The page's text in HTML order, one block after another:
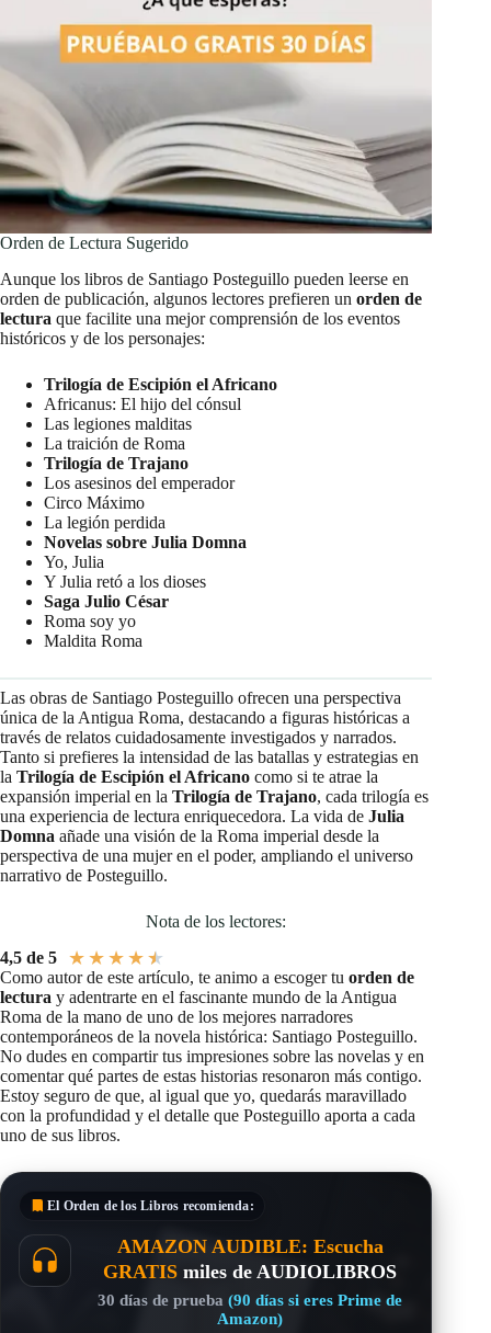
Orden de Lectura Sugerido
Aunque los libros de Santiago Posteguillo pueden leerse en
orden de publicación, algunos lectores prefieren un orden de
lectura que facilite una mejor comprensión de los eventos
históricos y de los personajes:
Trilogía de Escipión el Africano
Africanus: El hijo del cónsul
Las legiones malditas
La traición de Roma
Trilogía de Trajano
Los asesinos del emperador
Circo Máximo
La legión perdida
Novelas sobre Julia Domna
Yo, Julia
Y Julia retó a los dioses
Saga Julio César
Roma soy yo
Maldita Roma
Las obras de Santiago Posteguillo ofrecen una perspectiva
única de la Antigua Roma, destacando a figuras históricas a
través de relatos cuidadosamente investigados y narrados.
Tanto si prefieres la intensidad de las batallas y estrategias en
la Trilogía de Escipión el Africano como si te atrae la
expansión imperial en la Trilogía de Trajano, cada trilogía es
una experiencia de lectura enriquecedora. La vida de Julia
Domna añade una visión de la Roma imperial desde la
perspectiva de una mujer en el poder, ampliando el universo
narrativo de Posteguillo.
Nota de los lectores:
4,5 de 5
★ ★ ★ ★ ★
Como autor de este artículo, te animo a escoger tu orden de
lectura y adentrarte en el fascinante mundo de la Antigua
Roma de la mano de uno de los mejores narradores
contemporáneos de la novela histórica: Santiago Posteguillo.
No dudes en compartir tus impresiones sobre las novelas y en
comentar qué partes de estas historias resonaron más contigo.
Estoy seguro de que, al igual que yo, quedarás maravillado
con la profundidad y el detalle que Posteguillo aporta a cada
uno de sus libros.
El Orden de los Libros recomienda:
AMAZON AUDIBLE: Escucha
GRATIS miles de AUDIOLIBROS
30 días de prueba(90 días si eres Prime de
Amazon)